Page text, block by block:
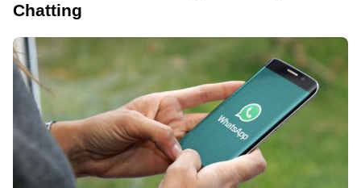
Chatting